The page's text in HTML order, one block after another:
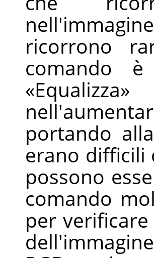
ricorrono
comando
«Equalizza»
portando
erano difficili
possono
comando
per